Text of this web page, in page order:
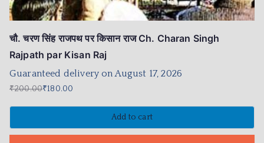
चौ. चरण सिंह राजपथ पर किसान राज Ch. Charan Singh
Rajpath par Kisan Raj
Guaranteed delivery on August 17, 2026
₹200.00₹180.00
Add to cart